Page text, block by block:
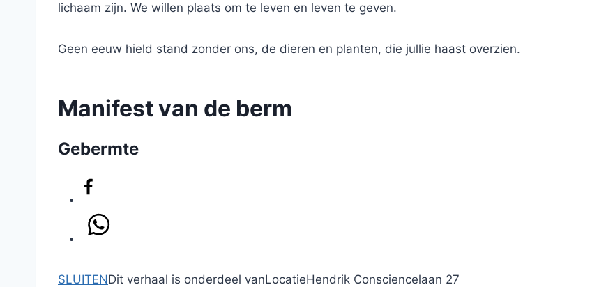
lichaam zijn. We willen plaats om te leven en leven te geven.
Geen eeuw hield stand zonder ons, de dieren en planten, die jullie haast overzien.
Manifest van de berm
Gebermte
SLUITENDit verhaal is onderdeel vanLocatieHendrik Consciencelaan 27